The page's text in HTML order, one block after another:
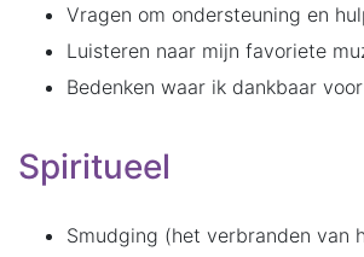
Vragen om ondersteuning en
Luisteren naar mijn favoriete
Bedenken waar ik dankbaar
Spiritueel
Smudging (het verbranden van